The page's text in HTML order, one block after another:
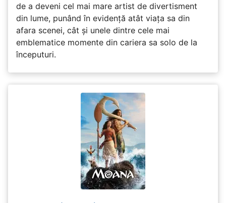
de a deveni cel mai mare artist de divertisment
din lume, punând în evidență atât viața sa din
afara scenei, cât și unele dintre cele mai
emblematice momente din cariera sa solo de la
începuturi.